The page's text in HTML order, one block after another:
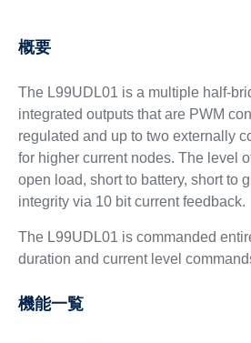
概要
The L99UDL01 is a multiple half-
integrated outputs that are PWM
regulated and up to two externally
for higher current nodes. The level
open load, short to battery, short to
integrity via 10 bit current feedback.
The L99UDL01 is commanded
duration and current level
機能一覧